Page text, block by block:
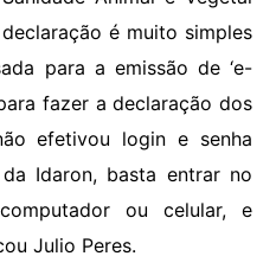
é muito simples
para a emissão de ‘e-
fazer a declaração dos
efetivou login e senha
Idaron, basta entrar no
ou celular, e
Julio Peres.